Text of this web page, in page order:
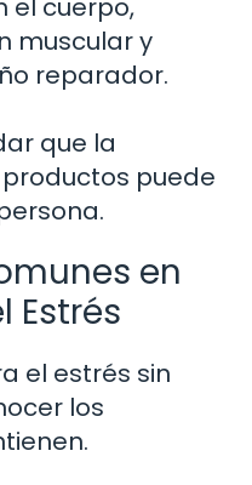
el cuerpo,
muscular y
reparador.
que la
puede
en
Estrés
el estrés sin
los